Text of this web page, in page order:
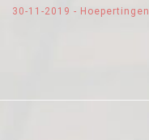
30-11-2019 - Hoepertingen